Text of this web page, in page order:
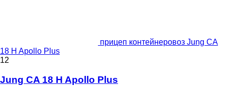
прицеп контейнеровоз Jung CA
18 H Apollo Plus
12
Jung CA 18 H Apollo Plus